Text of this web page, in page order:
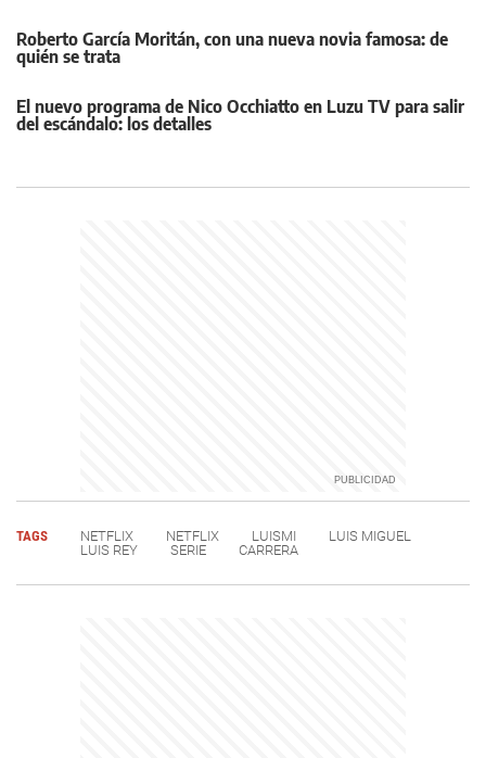
Roberto García Moritán, con una nueva novia famosa: de
quién se trata
El nuevo programa de Nico Occhiatto en Luzu TV para salir
del escándalo: los detalles
TAGS NETFLIX NETFLIX LUISMI
LUIS MIGUEL
LUIS REY
SERIE CARRERA